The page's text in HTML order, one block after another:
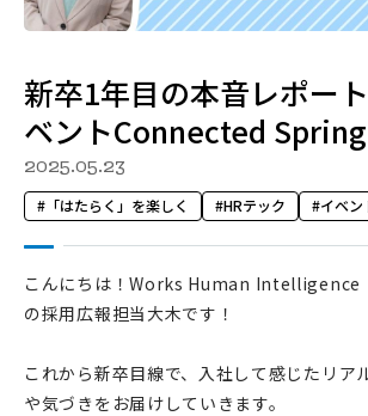
新卒1年目の本音レポー
ベントConnected
2025.05.23
「はたらく」を楽しく HRテック イベン
こんにちは！Works Human Intelligence
の採用広報担当大木です！
これから新卒目線で、入社して感じたリア
や気づきをお届けしていきます。